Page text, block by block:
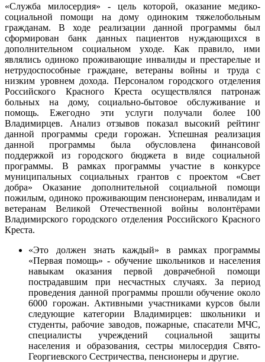
«Служба милосердия» - цель которой, оказание медико-
социальной помощи на дому одиноким тяжелобольным
гражданам. В ходе реализации данной программы был
сформирован банк данных пациентов нуждающихся в
дополнительном социальном уходе. Как правило, ими
являлись одиноко проживающие инвалиды и престарелые и
нетрудоспособные граждане, ветераны войны и труда с
низким уровнем дохода. Персоналом городского отделения
Российского Красного Креста осуществлялся патронаж
больных на дому, социально-бытовое обслуживание и
помощь. Ежегодно эти услуги получали более 100
Владимирцев. Анализ отзывов показал высокий рейтинг
данной программы среди горожан. Успешная реализация
данной программы была обусловлена финансовой
поддержкой из городского бюджета в виде социальной
программы. В рамках программы участие в конкурсе
муниципальных социальных грантов с проектом «Свет
добра» Оказание дополнительной социальной помощи
пожилым, одиноко проживающим пенсионерам, инвалидам и
ветеранам Великой Отечественной войны волонтёрами
Владимирского городского отделения Российского Красного
Креста.
«Это должен знать каждый» в рамках программы
«Первая помощь» - обучение школьников и населения
навыкам оказания первой доврачебной помощи
пострадавшим при несчастных случаях. За период
проведения данной программы прошли обучение около
6000 горожан. Активными участниками курсов были
следующие категории Владимирцев: школьники и
студенты, рабочие заводов, пожарные, спасатели МЧС,
специалисты учреждений социальной защиты
населения и образования, сестры милосердия Свято-
Георгиевского Сестричества, пенсионеры и другие.